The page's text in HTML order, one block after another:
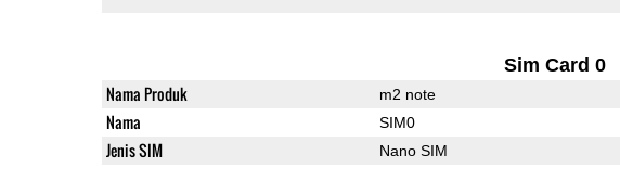
Sim Card 0
Nama Produk m2 note
Nama SIM0
Jenis SIM Nano SIM